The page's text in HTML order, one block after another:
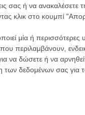
σας ή να ανακαλέσετε
κλικ στο κουμπί
μία ή περισσότερες
περιλαμβάνουν,
να δώσετε ή να
των δεδομένων σας
Οι